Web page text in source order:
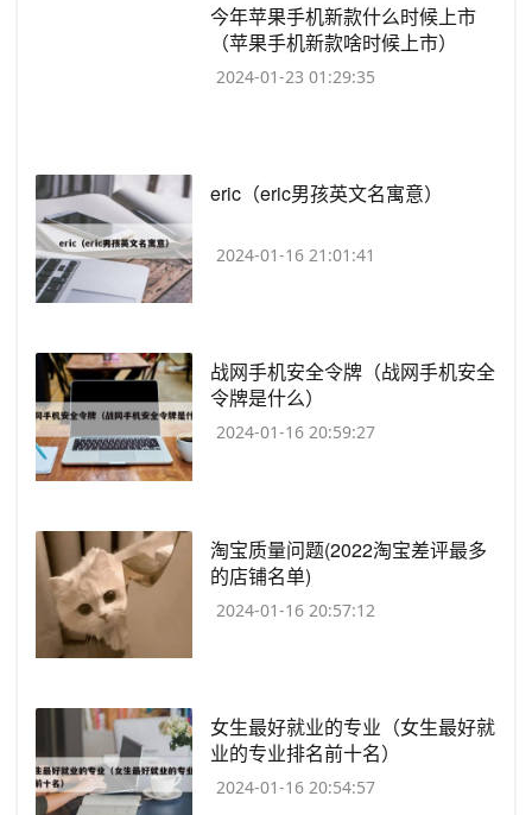
​今年苹果手机新款什么时候上市
（苹果手机新款啥时候上市）
2024-01-23 01:29:35
​eric（eric男孩英文名寓意）
2024-01-16 21:01:41
​战网手机安全令牌（战网手机安全
令牌是什么）
2024-01-16 20:59:27
​淘宝质量问题(2022淘宝差评最多
的店铺名单)
2024-01-16 20:57:12
​女生最好就业的专业（女生最好就
业的专业排名前十名）
2024-01-16 20:54:57